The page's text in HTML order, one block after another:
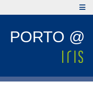
PORTO @